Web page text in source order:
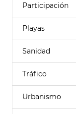
Participación
Playas
Sanidad
Tráfico
Urbanismo